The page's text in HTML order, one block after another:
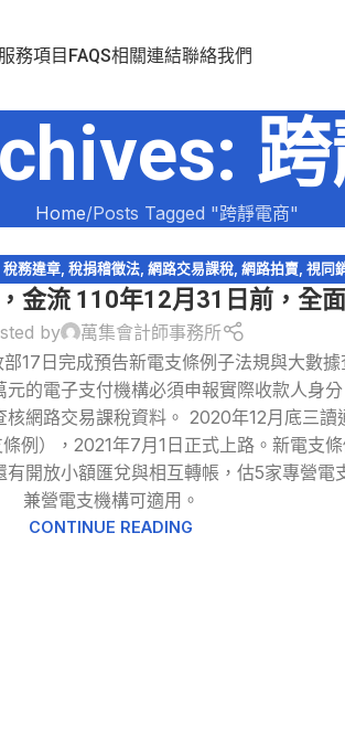
服務項目 FAQS相關連結聯絡我們
Home Posts Tagged "跨靜電商"
稅務違章, 稅捐稽徵法, 網路交易課稅, 網路拍賣, 視同
金流 110年12月31日前，全
by
萬集會計師事務所
17日完成預告新電支條例子法規與大數據
的電子支付機構必須申報實際收款人身
網路交易課稅資料。 2020年12月底三讀
例），2021年7月1日正式上路。新電支
開放小額匯兌與相互轉帳，估5家專營電
兼營電支機構可適用。
CONTINUE READING